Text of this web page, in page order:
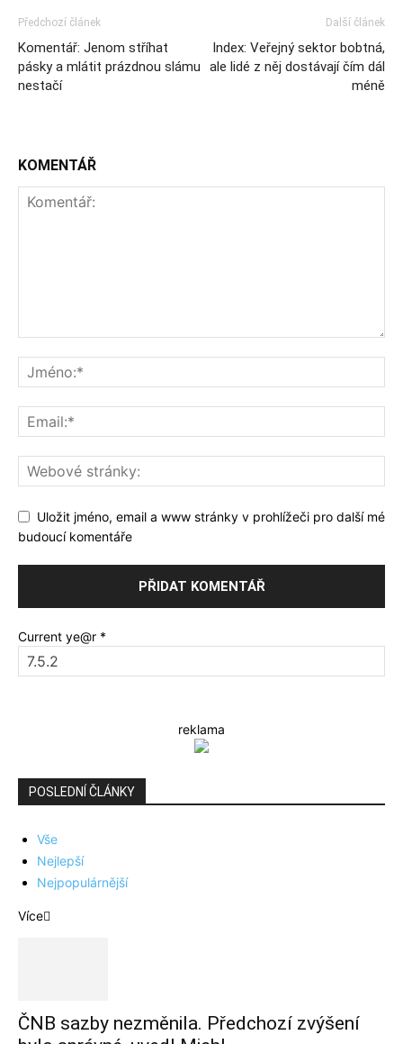
Předchozí článek
Komentář: Jenom stříhat
pásky a mlátit prázdnou slámu
nestačí
Další článek
Index: Veřejný sektor bobtná,
ale lidé z něj dostávají čím dál
méně
KOMENTÁŘ
Uložit jméno, email a www stránky v prohlížeči pro další mé
budoucí komentáře
Current ye@r *
reklama
POSLEDNÍ ČLÁNKY
Vše
Nejlepší
Nejpopulárnější
Více
ČNB sazby nezměnila. Předchozí zvýšení